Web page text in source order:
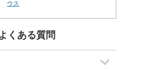
ウス
くある質問